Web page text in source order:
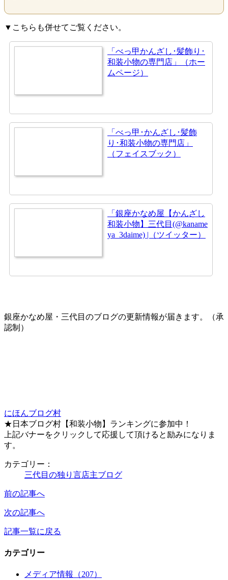
▼こちらも併せてご覧ください。
「べっ甲かんざし･髪飾り･
和装小物の専門店」（ホー
ムページ）
「べっ甲･かんざし･髪飾
り･和装小物の専門店」
（フェイスブック）
「銀座かなめ屋【かんざし
和装小物】三代目(@kaname
ya_3daime) |（ツイッター）
銀座かなめ屋・三代目のブログの更新情報が届きます。（承
認制）
にほんブログ村
★日本ブログ村【和装小物】ランキングに参加中！
上記バナーをクリックして応援して頂けると励みになりま
す。
カテゴリー：
三代目の独り言店主ブログ
前の記事へ
次の記事へ
記事一覧に戻る
カテゴリー
メディア情報（207）